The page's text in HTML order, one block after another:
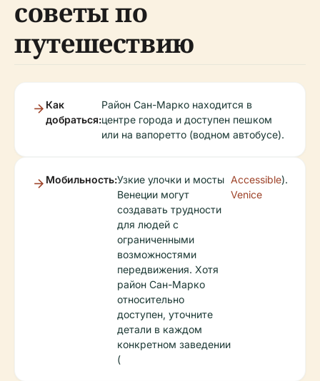
советы по
путешествию
Как
добраться:
Район Сан-Марко находится в
центре города и доступен пешком
или на вапоретто (водном автобусе).
Мобильность:Узкие улочки и мосты
Венеции могут
создавать трудности
для людей с
ограниченными
возможностями
передвижения. Хотя
район Сан-Марко
относительно
доступен, уточните
детали в каждом
конкретном заведении
(
Accessible
Venice
).